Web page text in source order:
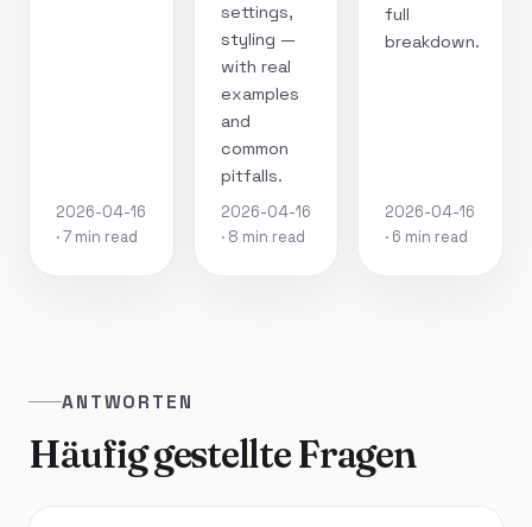
2026-04-16
· 7 min read
settings,
styling —
with real
examples
and
common
pitfalls.
2026-04-16
· 8 min read
full
breakdown.
2026-04-16
· 6 min read
ANTWORTEN
Häufig gestellte Fragen